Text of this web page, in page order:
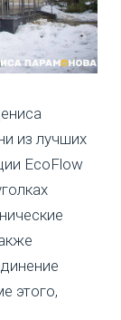
из лучших
EcoFlow
этого,